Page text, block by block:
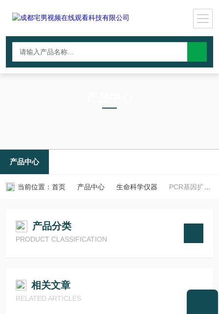
产品中心
当前位置： 首页 产品中心 生命科学仪器 PCR基因扩增仪
产品分类
PRODUCT CLASSIFICATION
相关文章
RELATED ARTICLES